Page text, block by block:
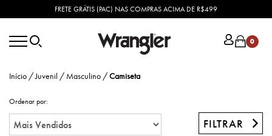
FRETE GRÁTIS (PAC) NAS COMPRAS ACIMA DE R$499
0
Início /Juvenil / Masculino /Camiseta
Ordenar por:
FILTRAR